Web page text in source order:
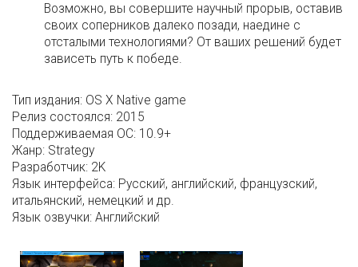
Возможно, вы совершите научный прорыв, оставив
своих соперников далеко позади, наедине с
отсталыми технологиями? От ваших решений будет
зависеть путь к победе.
Тип издания: OS X Native game
Релиз состоялся: 2015
Поддерживаемая ОС: 10.9+
Жанр: Strategy
Разработчик: 2K
Язык интерфейса: Русский, английский, французский,
итальянский, немецкий и др.
Язык озвучки: Английский